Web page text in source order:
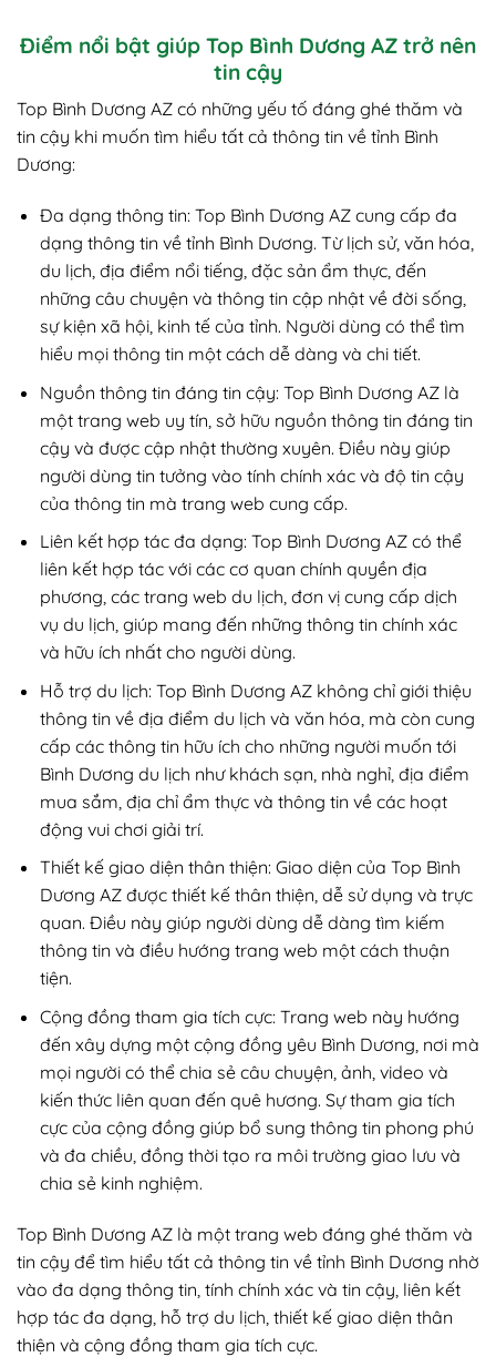
Điểm nổi bật giúp Top Bình Dương AZ trở nên
tin cậy
Top Bình Dương AZ có những yếu tố đáng ghé thăm và
tin cậy khi muốn tìm hiểu tất cả thông tin về tỉnh Bình
Dương:
Đa dạng thông tin: Top Bình Dương AZ cung cấp đa
dạng thông tin về tỉnh Bình Dương. Từ lịch sử, văn hóa,
du lịch, địa điểm nổi tiếng, đặc sản ẩm thực, đến
những câu chuyện và thông tin cập nhật về đời sống,
sự kiện xã hội, kinh tế của tỉnh. Người dùng có thể tìm
hiểu mọi thông tin một cách dễ dàng và chi tiết.
Nguồn thông tin đáng tin cậy: Top Bình Dương AZ là
một trang web uy tín, sở hữu nguồn thông tin đáng tin
cậy và được cập nhật thường xuyên. Điều này giúp
người dùng tin tưởng vào tính chính xác và độ tin cậy
của thông tin mà trang web cung cấp.
Liên kết hợp tác đa dạng: Top Bình Dương AZ có thể
liên kết hợp tác với các cơ quan chính quyền địa
phương, các trang web du lịch, đơn vị cung cấp dịch
vụ du lịch, giúp mang đến những thông tin chính xác
và hữu ích nhất cho người dùng.
Hỗ trợ du lịch: Top Bình Dương AZ không chỉ giới thiệu
thông tin về địa điểm du lịch và văn hóa, mà còn cung
cấp các thông tin hữu ích cho những người muốn tới
Bình Dương du lịch như khách sạn, nhà nghỉ, địa điểm
mua sắm, địa chỉ ẩm thực và thông tin về các hoạt
động vui chơi giải trí.
Thiết kế giao diện thân thiện: Giao diện của Top Bình
Dương AZ được thiết kế thân thiện, dễ sử dụng và trực
quan. Điều này giúp người dùng dễ dàng tìm kiếm
thông tin và điều hướng trang web một cách thuận
tiện.
Cộng đồng tham gia tích cực: Trang web này hướng
đến xây dựng một cộng đồng yêu Bình Dương, nơi mà
mọi người có thể chia sẻ câu chuyện, ảnh, video và
kiến thức liên quan đến quê hương. Sự tham gia tích
cực của cộng đồng giúp bổ sung thông tin phong phú
và đa chiều, đồng thời tạo ra môi trường giao lưu và
chia sẻ kinh nghiệm.
Top Bình Dương AZ là một trang web đáng ghé thăm và
tin cậy để tìm hiểu tất cả thông tin về tỉnh Bình Dương nhờ
vào đa dạng thông tin, tính chính xác và tin cậy, liên kết
hợp tác đa dạng, hỗ trợ du lịch, thiết kế giao diện thân
thiện và cộng đồng tham gia tích cực.